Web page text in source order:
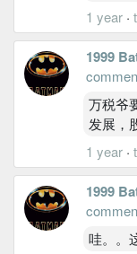
1 year ·
1999
万税爷
发展，
1 year ·
1999
哇。。